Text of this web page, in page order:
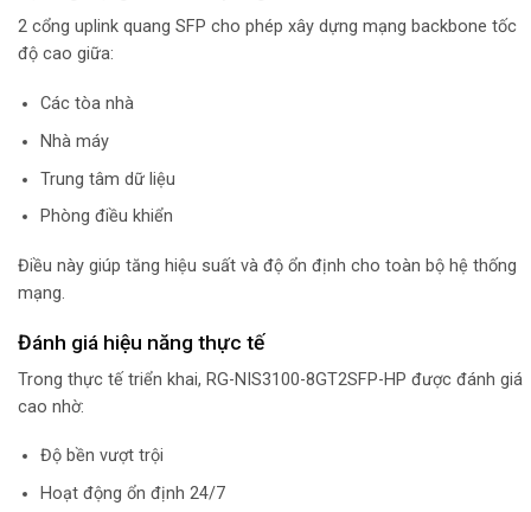
2 cổng uplink quang SFP cho phép xây dựng mạng backbone tốc
độ cao giữa:
Các tòa nhà
Nhà máy
Trung tâm dữ liệu
Phòng điều khiển
Điều này giúp tăng hiệu suất và độ ổn định cho toàn bộ hệ thống
mạng.
Đánh giá hiệu năng thực tế
Trong thực tế triển khai, RG-NIS3100-8GT2SFP-HP được đánh giá
cao nhờ:
Độ bền vượt trội
Hoạt động ổn định 24/7